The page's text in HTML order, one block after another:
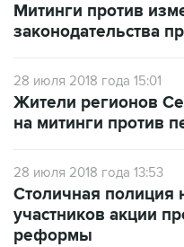
Митинги против
законодательства
28 июля 2018 года 15:01
Жители регионов
на митинги против
28 июля 2018 года 13:53
Столичная полиция
участников акции
реформы